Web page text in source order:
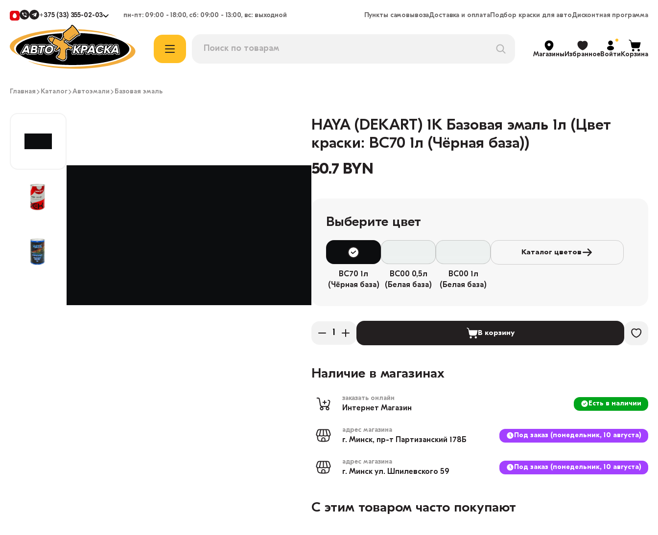
+375 (33) 355-02-03 пн-пт: 09:00 - 18:00, сб: 09:00 - 13:00, вс: выходной Пункты самовывозаДоставка и оплатаПодбор краски для автоДисконтная программа
МагазиныИзбранноеВойтиКорзина
Главная Каталог Автоэмали Базовая эмаль
HAYA (DEKART) 1К Базовая эмаль 1л (Цвет
краски: BC70 1л (Чёрная база))
50.7 BYN
Выберите цвет
BC70 1л
(Чёрная база)
BC00 0,5л
(Белая база)
BC00 1л
(Белая база)
Каталог цветов
В корзину
Наличие в магазинах
заказать онлайн
Интернет Магазин
Есть в наличии
адрес магазина
г. Минск, пр-т Партизанский 178Б
Под заказ (понедельник, 10 августа)
адрес магазина
г. Минск ул. Шпилевского 59
Под заказ (понедельник, 10 августа)
С этим товаром часто покупают